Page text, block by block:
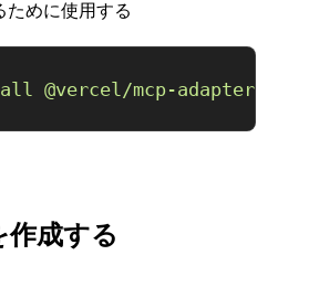
ために使用する
@vercel/mcp-adapter
作成する